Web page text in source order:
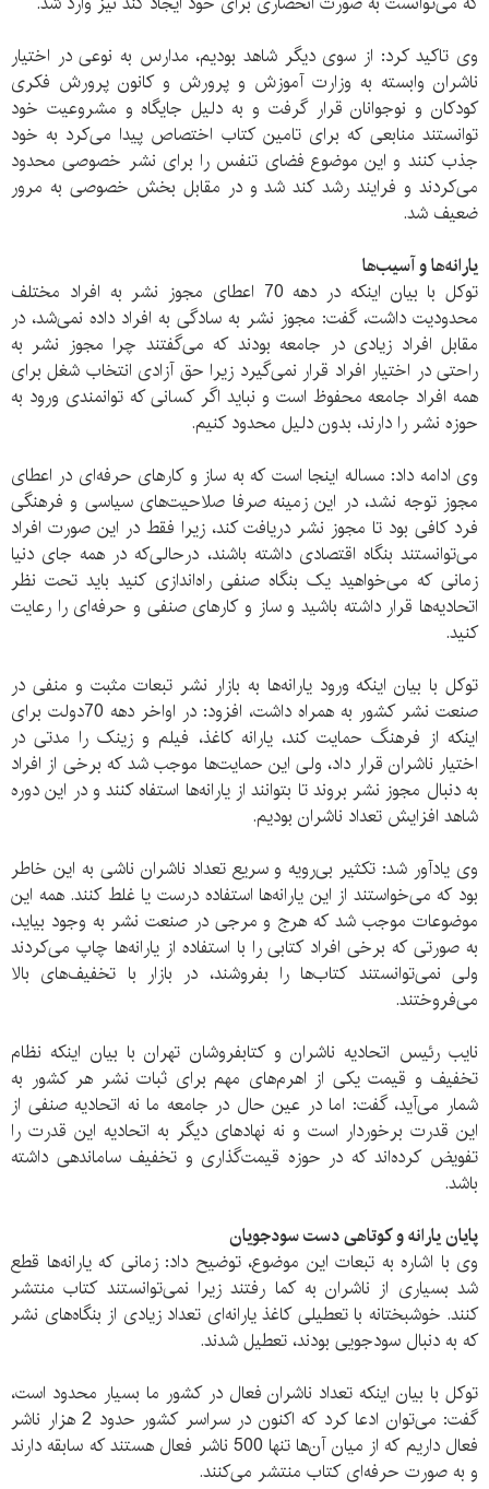
وی تاکید کرد: از سوی دیگر شاهد بودیم، مدارس به نوعی در اختیار
ناشران وابسته به وزارت آموزش و پرورش و کانون پرورش فکری
کودکان و نوجوانان قرار گرفت و به دلیل جایگاه و مشروعیت خود
توانستند منابعی که برای تامین کتاب اختصاص پیدا می‌کرد به خود
جذب کنند و این موضوع فضای تنفس را برای نشر خصوصی محدود
می‌کردند و فرایند رشد کند شد و در مقابل بخش خصوصی به مرور
ضعیف شد.
یارانه‌ها و آسیب‌ها
توکل با بیان اینکه در دهه 70 اعطای مجوز نشر به افراد مختلف
محدودیت داشت، گفت: مجوز نشر به سادگی به افراد داده نمی‌شد، در
مقابل افراد زیادی در جامعه بودند که می‌گفتند چرا مجوز نشر به
راحتی در اختیار افراد قرار نمی‌گیرد زیرا حق آزادی انتخاب شغل برای
همه افراد جامعه محفوظ است و نباید اگر کسانی که توانمندی ورود به
حوزه نشر را دارند، بدون دلیل محدود کنیم.
وی ادامه داد: مساله اینجا است که به ساز و کارهای حرفه‌ای در اعطای
مجوز توجه نشد، در این زمینه صرفا صلاحیت‌های سیاسی و فرهنگی
فرد کافی بود تا مجوز نشر دریافت کند، زیرا فقط در این صورت افراد
می‌توانستند بنگاه اقتصادی داشته باشند، درحالی‌که در همه جای دنیا
زمانی که می‌خواهید یک بنگاه صنفی راه‌اندازی کنید باید تحت نظر
اتحادیه‌‌ها قرار داشته باشید و ساز و کارهای صنفی و حرفه‌ای را رعایت
کنید.
توکل با بیان اینکه ورود یارانه‌ها به بازار نشر تبعات مثبت و منفی در
صنعت نشر کشور به همراه داشت، افزود: در اواخر دهه 70دولت برای
اینکه از فرهنگ حمایت کند، یارانه کاغذ، فیلم و زینک را مدتی در
اختیار ناشران قرار داد، ولی این حمایت‌ها موجب شد که برخی از افراد
به دنبال مجوز نشر بروند تا بتوانند از یارانه‌ها استفاه کنند و در این دوره
شاهد افزایش تعداد ناشران بودیم.
وی یادآور شد: تکثیر بی‌رویه و سریع تعداد ناشران ناشی به این خاطر
بود که می‌خواستند از این یارانه‌ها استفاده درست یا غلط کنند. همه این
موضوعات موجب شد که هرج و مرجی در صنعت نشر به وجود بیاید،
به صورتی که برخی افراد کتابی را با استفاده از یارانه‌ها چاپ می‌کردند
ولی نمی‌توانستند کتاب‌ها را بفروشند، در بازار با تخفیف‌های بالا
می‌فروختند.
نایب رئیس اتحادیه ناشران و کتابفروشان تهران با بیان اینکه نظام
تخفیف و قیمت یکی از اهرم‌های مهم برای ثبات نشر هر کشور به
شمار می‌آید، گفت: اما در عین حال در جامعه ما نه اتحادیه صنفی از
این قدرت برخوردار است و نه نهادهای دیگر به اتحادیه این قدرت را
تفویض کرده‌اند که در حوزه قیمت‌گذاری و تخفیف ساماندهی داشته
باشد.
پایان یارانه و کوتاهی دست سودجویان
وی با اشاره به تبعات این موضوع، توضیح داد: زمانی که یارانه‌ها قطع
شد بسیاری از ناشران به کما رفتند زیرا نمی‌توانستند کتاب منتشر
کنند. خوشبختانه با تعطیلی کاغذ یارانه‌ای تعداد زیادی از بنگاه‌های نشر
که به دنبال سودجویی بودند، تعطیل شدند.
توکل با بیان اینکه تعداد ناشران فعال در کشور ما بسیار محدود است،
گفت: می‌توان ادعا کرد که اکنون در سراسر کشور حدود 2 هزار ناشر
فعال داریم که از میان آن‌ها تنها 500 ناشر فعال هستند که سابقه دارند
و به صورت‌ حرفه‌ای کتاب منتشر می‌کنند.